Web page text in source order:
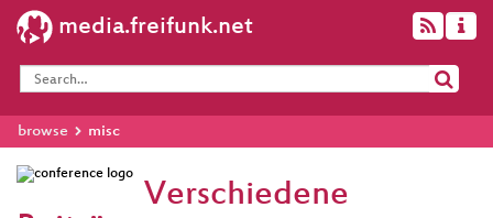
media.freifunk.net
browse misc
Verschiedene